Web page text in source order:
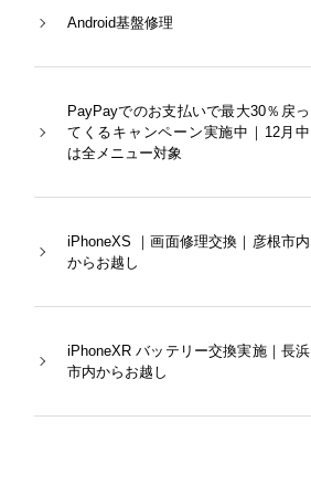
Android基盤修理
PayPayでのお支払いで最大30％戻っ
てくるキャンペーン実施中｜12月中
は全メニュー対象
iPhoneXS ｜画面修理交換｜彦根市内
からお越し
iPhoneXR バッテリー交換実施｜長浜
市内からお越し